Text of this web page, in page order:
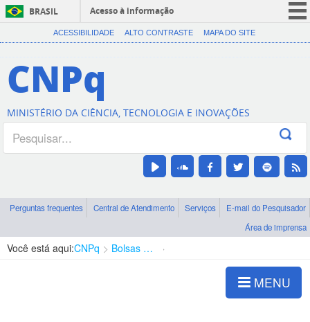
BRASIL
Acesso à informação
CORONAVÍRUS (COVID-19)
Canais
ACESSIBILIDADE ALTO CONTRASTE MAPA DO SITE
CNPq
MINISTÉRIO DA CIÊNCIA, TECNOLOGIA E INOVAÇÕES
Perguntas frequentes Central de Atendimento Serviços
E-mail do Pesquisador
Área de imprensa
Você está aqui:CNPq Bolsas e Auxílios Vigentes
MENU